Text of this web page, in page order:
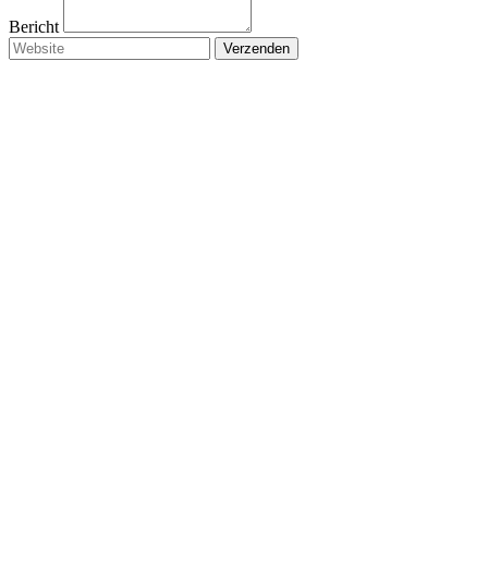
Bericht
Verzenden